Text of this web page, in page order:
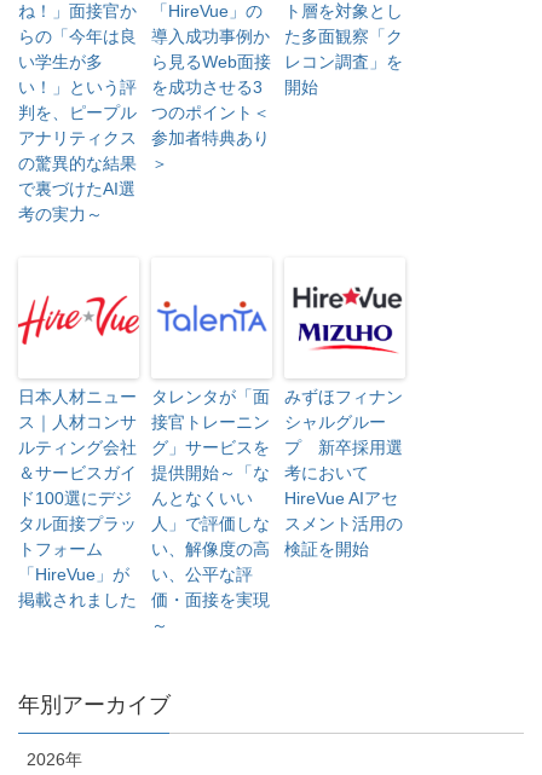
ね！」面接官か
らの「今年は良
い学生が多
い！」という評
判を、ピープル
アナリティクス
の驚異的な結果
で裏づけたAI選
考の実力～
「HireVue」の
導入成功事例か
ら見るWeb面接
を成功させる3
つのポイント＜
参加者特典あり
＞
ト層を対象とし
た多面観察「ク
レコン調査」を
開始
日本人材ニュー
ス｜人材コンサ
ルティング会社
＆サービスガイ
ド100選にデジ
タル面接プラッ
トフォーム
「HireVue」が
掲載されました
タレンタが「面
接官トレーニン
グ」サービスを
提供開始～「な
んとなくいい
人」で評価しな
い、解像度の高
い、公平な評
価・面接を実現
～
みずほフィナン
シャルグルー
プ 新卒採用選
考において
HireVue AIアセ
スメント活用の
検証を開始
年別アーカイブ
2026年